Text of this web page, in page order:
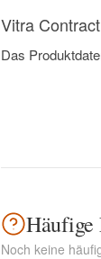
Vitra
Das
Häufige
Noch keine